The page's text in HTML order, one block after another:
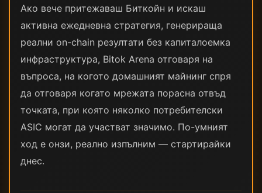
Ако вече притежаваш Биткойн и искаш
активна ежедневна стратегия, генерираща
реални on-chain резултати без капиталоемка
инфраструктура, Bitok Arena отговаря на
въпроса, на когото домашният майнинг спря
да отговаря когато мрежата порасна отвъд
точката, при която няколко потребителски
ASIC могат да участват значимо. По-умният
ход е онзи, реално изпълним — стартирайки
днес.